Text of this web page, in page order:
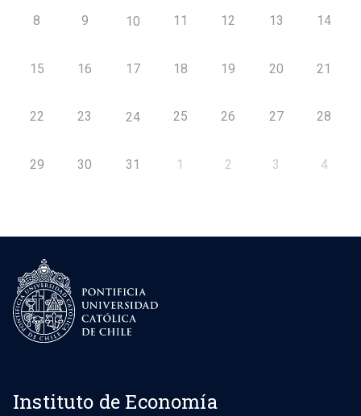
8 9 10 11 12 13 14
15 16 17 18 19 20 21
22 23 24 25 26 27 28
29 30 31 1 2 3 4
Instituto de Economía